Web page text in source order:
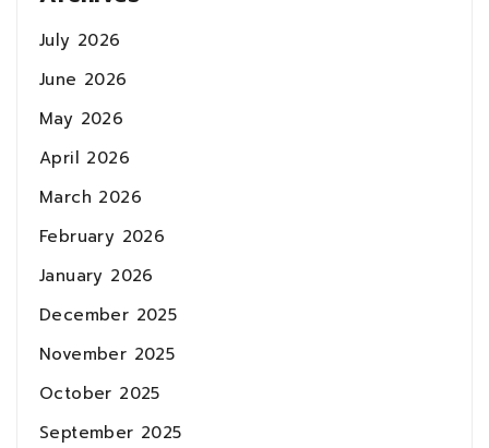
July 2026
June 2026
May 2026
April 2026
March 2026
February 2026
January 2026
December 2025
November 2025
October 2025
September 2025